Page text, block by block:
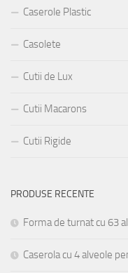
Caserole Plastic
Casolete
Cutii de Lux
Cutii Macarons
Cutii Rigide
PRODUSE RECENTE
Forma de turnat cu 63
Caserola cu 4 alveole